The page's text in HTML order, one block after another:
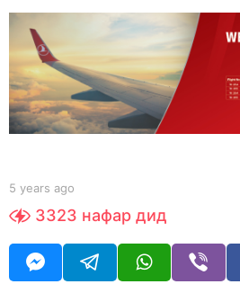
e
r
s
a
g
b
Y
O
R
5 years ago
e
3323 нафар дид